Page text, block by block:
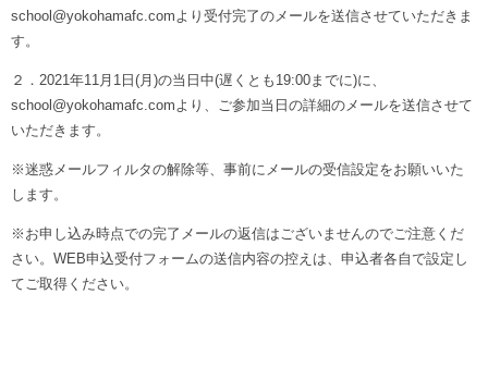
school@yokohamafc.comより受付完了のメールを送信させていただきま
す。
２．2021年11月1日(月)の当日中(遅くとも19:00までに)に、
school@yokohamafc.comより、ご参加当日の詳細のメールを送信させて
いただきます。
※迷惑メールフィルタの解除等、事前にメールの受信設定をお願いいた
します。
※お申し込み時点での完了メールの返信はございませんのでご注意くだ
さい。WEB申込受付フォームの送信内容の控えは、申込者各自で設定し
てご取得ください。